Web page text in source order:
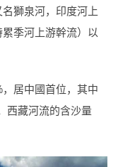
獅泉河，印度河上
季河上游幹流）以
居中國首位，其中
西藏河流的含沙量